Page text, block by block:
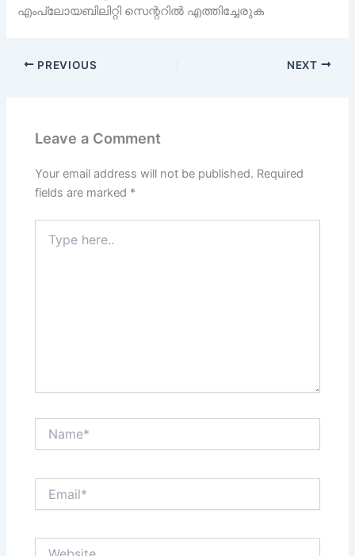
എംപ്ലോയബിലിറ്റി സെന്ററിൽ എത്തിച്ചേരുക
PREVIOUS NEXT
Leave a Comment
Your email address will not be published. Required
fields are marked *
here..